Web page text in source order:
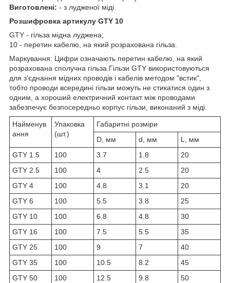
Виготовлені: - з лудженої міді.
Розшифровка артикулу GTY 10
GTY - гільза мідна луджена;
10 - перетин кабелю, на який розрахована гільза.
Маркування: Цифри означають перетин кабелю, на який
розрахована сполучна гільза.Гільзи GTY використовуються
для з'єднання мідних проводів і кабелів методом "встик",
тобто проводи всередині гільзи можуть не стикатися один з
одним, а хороший електричний контакт між проводами
забезпечує безпосередньо корпус гільзи, виконаний з міді.
Найменув
ання
Упаковка
(шт.)
Габаритні розміри
D, мм
d, мм
L, мм
GTY 1.5
100 3.7 1.8
20
GTY 2.5
100 4 2.5
20
GTY 4
100 4.8 3.1
20
GTY 6
100 5.5 3.8
25
GTY 10
100 6.8 4.8
30
GTY 16
100 7.5 5.5
35
GTY 25
100 9 7
40
GTY 35
100 10.5 8.2
45
GTY 50
100 12.5 9.8
50